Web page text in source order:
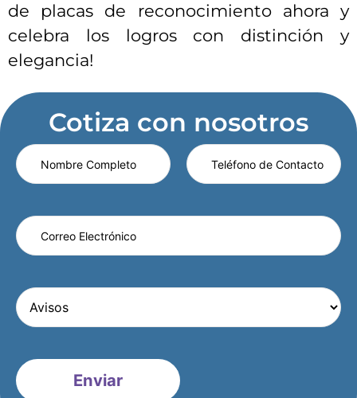
de placas de reconocimiento ahora y
celebra los logros con distinción y
elegancia!
Cotiza con nosotros